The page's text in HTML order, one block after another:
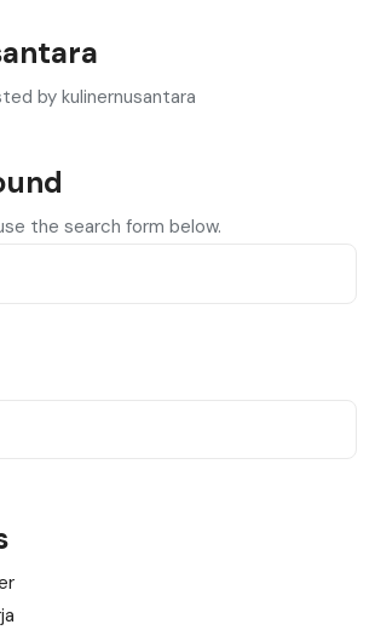
by kulinernusantara
the search form below.